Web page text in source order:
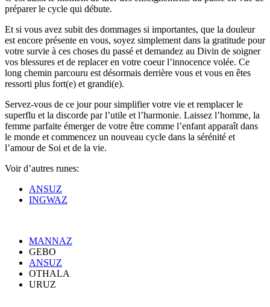
préparer le cycle qui débute.
Et si vous avez subit des dommages si importantes, que la douleur
est encore présente en vous, soyez simplement dans la gratitude pour
votre survie à ces choses du passé et demandez au Divin de soigner
vos blessures et de replacer en votre coeur l’innocence volée. Ce
long chemin parcouru est désormais derrière vous et vous en êtes
ressorti plus fort(e) et grandi(e).
Servez-vous de ce jour pour simplifier votre vie et remplacer le
superflu et la discorde par l’utile et l’harmonie. Laissez l’homme, la
femme parfaite émerger de votre être comme l’enfant apparaît dans
le monde et commencez un nouveau cycle dans la sérénité et
l’amour de Soi et de la vie.
Voir d’autres runes:
ANSUZ
INGWAZ
MANNAZ
GEBO
ANSUZ
OTHALA
URUZ